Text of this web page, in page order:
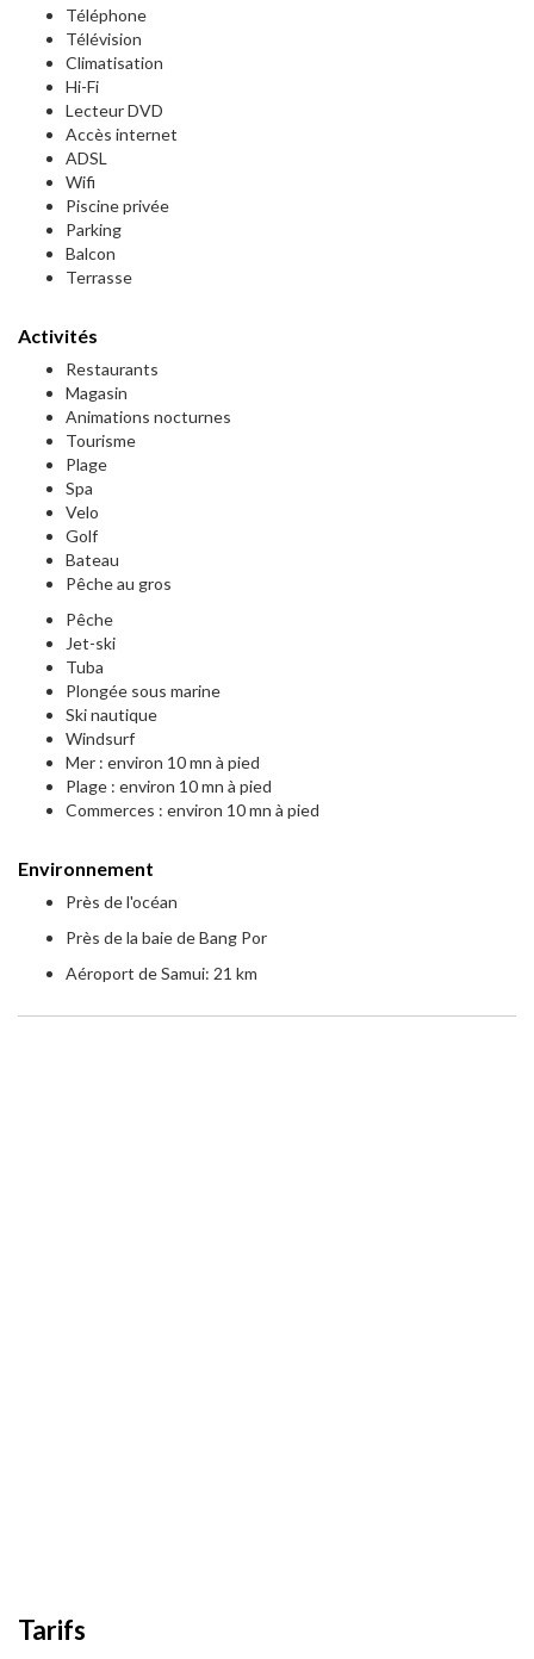
Téléphone
Télévision
Climatisation
Hi-Fi
Lecteur DVD
Accès internet
ADSL
Wifi
Piscine privée
Parking
Balcon
Terrasse
Activités
Restaurants
Magasin
Animations nocturnes
Tourisme
Plage
Spa
Velo
Golf
Bateau
Pêche au gros
Pêche
Jet-ski
Tuba
Plongée sous marine
Ski nautique
Windsurf
Mer : environ 10 mn à pied
Plage : environ 10 mn à pied
Commerces : environ 10 mn à pied
Environnement
Près de l'océan
Près de la baie de Bang Por
Aéroport de Samui: 21 km
Tarifs